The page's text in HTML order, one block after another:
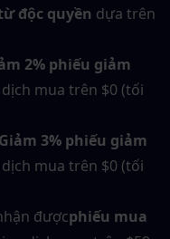
độc quyền dựa trên
2% phiếu giảm
mua trên $0 (tối
Giảm 3% phiếu giảm
mua trên $0 (tối
đượcphiếu mua